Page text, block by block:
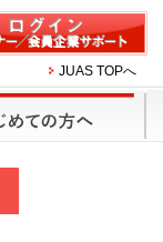
JUAS TOPへ